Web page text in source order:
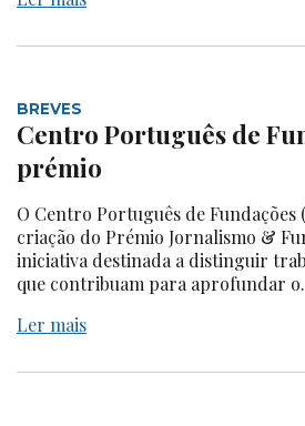
BREVES
Centro Português de
prémio
O Centro Português de Fundações
criação do Prémio Jornalismo &
iniciativa destinada a distinguir
que contribuam para aprofundar
Ler mais